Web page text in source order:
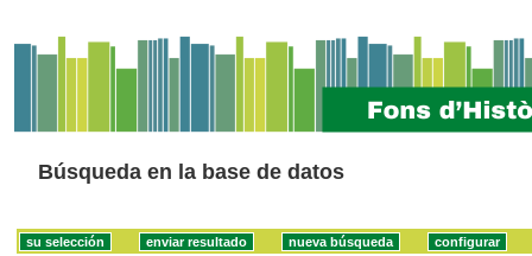
Búsqueda en la base de datos